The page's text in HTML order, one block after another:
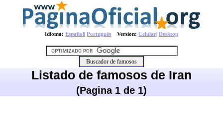
Idioma: Español| Português Version: Celular| Desktop
Listado de famosos de Iran
(Pagina 1 de 1)